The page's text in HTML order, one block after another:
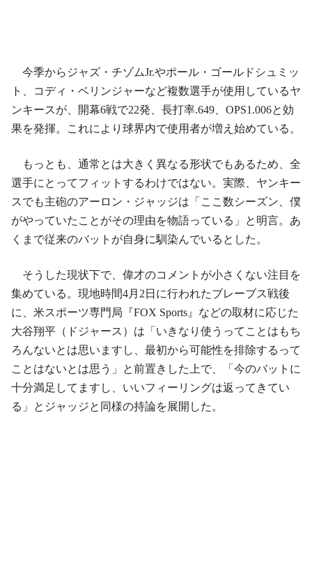
今季からジャズ・チゾムJr.やポール・ゴールドシュミッ
ト、コディ・ベリンジャーなど複数選手が使用しているヤ
ンキースが、開幕6戦で22発、長打率.649、OPS1.006と効
果を発揮。これにより球界内で使用者が増え始めている。
もっとも、通常とは大きく異なる形状でもあるため、全
選手にとってフィットするわけではない。実際、ヤンキー
スでも主砲のアーロン・ジャッジは「ここ数シーズン、僕
がやっていたことがその理由を物語っている」と明言。あ
くまで従来のバットが自身に馴染んでいるとした。
そうした現状下で、偉才のコメントが小さくない注目を
集めている。現地時間4月2日に行われたブレーブス戦後
に、米スポーツ専門局『FOX Sports』などの取材に応じた
大谷翔平（ドジャース）は「いきなり使うってことはもち
ろんないとは思いますし、最初から可能性を排除するって
ことはないとは思う」と前置きした上で、「今のバットに
十分満足してますし、いいフィーリングは返ってきてい
る」とジャッジと同様の持論を展開した。